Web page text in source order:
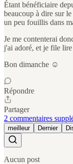
Étant bénéficiaire
beaucoup à dire sur
un peu fouillis dans
Je me contenterai
j'ai adoré, et je file
Bon dimanche ☺️
Répondre
Partager
2 commentaires
meilleur Dernier
Aucun post